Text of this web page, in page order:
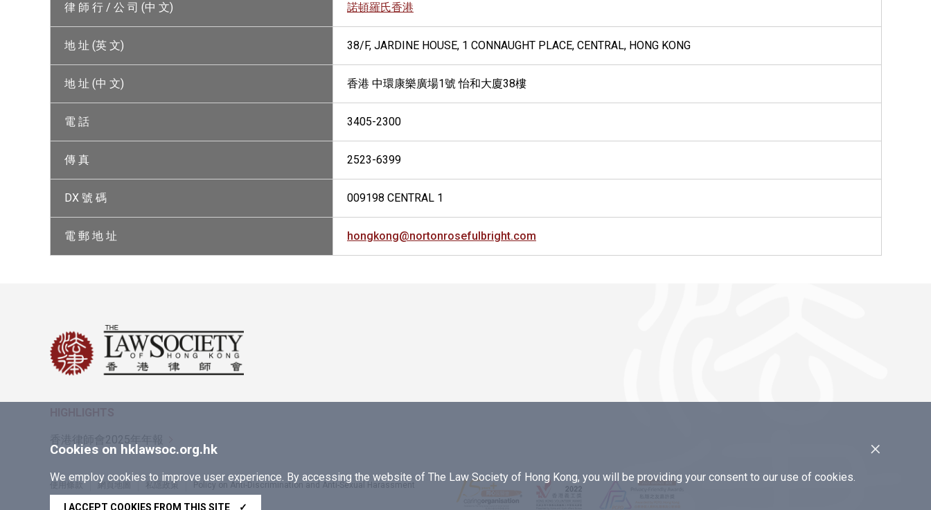
律 師 行 / 公 司 (中 文) 諾頓羅氏香港
地 址 (英 文) 38/F, JARDINE HOUSE, 1 CONNAUGHT PLACE, CENTRAL, HONG KONG
地 址 (中 文) 香港 中環康樂廣場1號 怡和大廈38樓
電 話 3405-2300
傳 真 2523-6399
DX 號 碼 009198 CENTRAL 1
電 郵 地 址 hongkong@nortonrosefulbright.com
×
Cookies on hklawsoc.org.hk
We employ cookies to improve user experience. By accessing the website of The Law Society of Hong Kong, you will be providing your consent to our use of cookies.
I ACCEPT COOKIES FROM THIS SITE ✓
香港律師會2025年年報
網頁地圖 私隱政策
Policy on Anti-Discrimination and Anti-Sexual Harassment
Copyright © 2026 香港律師會版權所有，不得轉載